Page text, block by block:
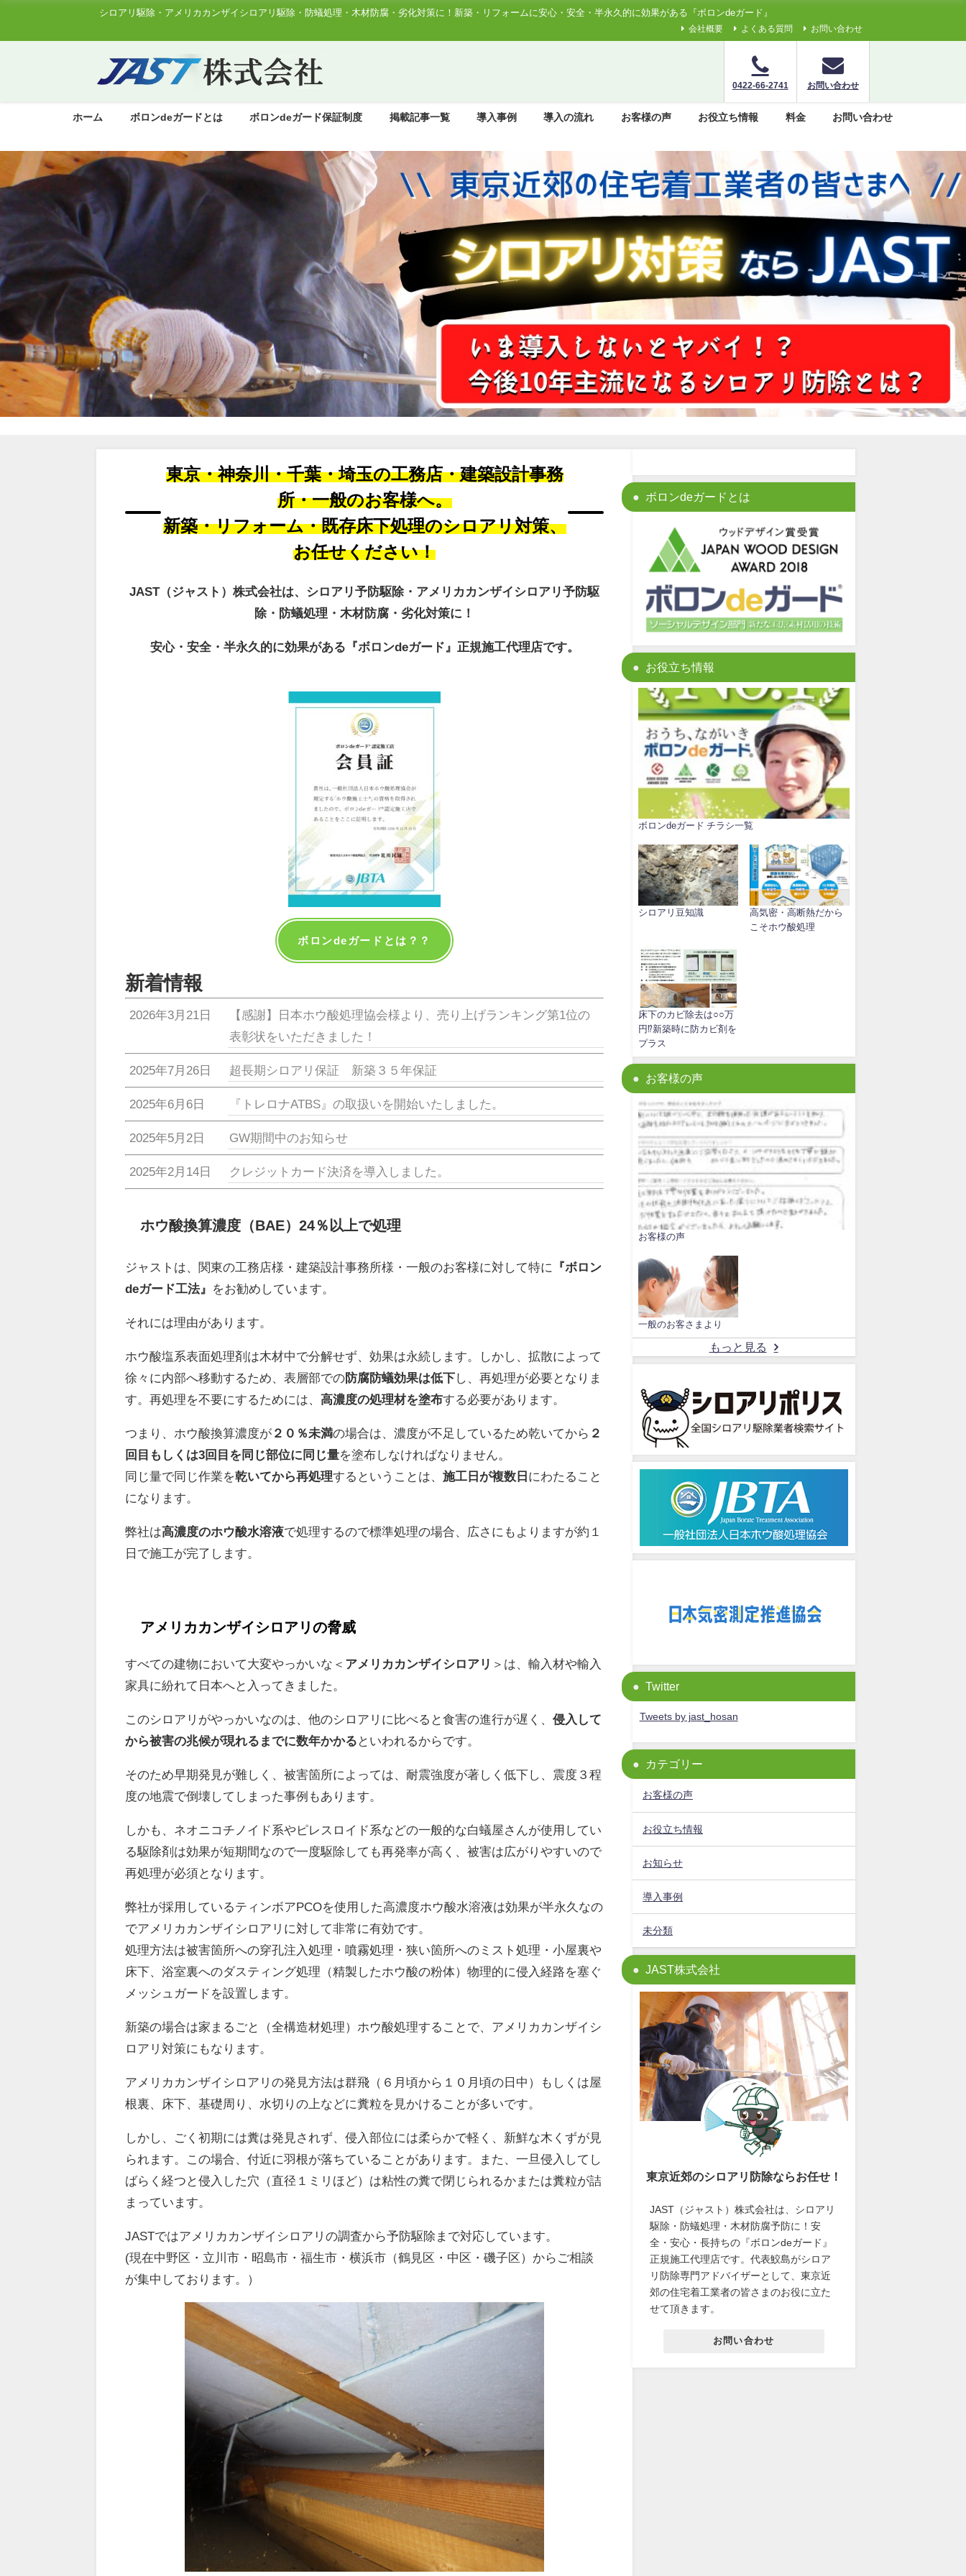
シロアリ駆除・アメリカカンザイシロアリ駆除・防蟻処理・木材防腐・劣化対策に！新築・リフォームに安心・安全・半永久的に効果がある『ボロンdeガード』
会社概要 よくある質問 お問い合わせ
0422-66-2741 お問い合わせ
ホーム ボロンdeガードとは ボロンdeガード保証制度 掲載記事一覧 導入事例 導入の流れ お客様の声 お役立ち情報 料金 お問い合わせ
東京・神奈川・千葉・埼玉の工務店・建築設計事務
所・一般のお客様へ。
新築・リフォーム・既存床下処理のシロアリ対策、
お任せください！
JAST（ジャスト）株式会社は、シロアリ予防駆除・アメリカカンザイシロアリ予防駆
除・防蟻処理・木材防腐・劣化対策に！
安心・安全・半永久的に効果がある『ボロンdeガード』正規施工代理店です。
ボロンdeガードとは？？
新着情報
2026年3月21日
【感謝】日本ホウ酸処理協会様より、売り上げランキング第1位の
表彰状をいただきました！
2025年7月26日 超長期シロアリ保証 新築３５年保証
2025年6月6日 『トレロナATBS』の取扱いを開始いたしました。
2025年5月2日 GW期間中のお知らせ
2025年2月14日 クレジットカード決済を導入しました。
ホウ酸換算濃度（BAE）24％以上で処理
ジャストは、関東の工務店様・建築設計事務所様・一般のお客様に対して特に
『ボロン
deガード工法』 をお勧めしています。
それには理由があります。
ホウ酸塩系表面処理剤は木材中で分解せず、効果は永続します。しかし、拡散によって
徐々に内部へ移動するため、 表層部での防腐防蟻効果は低下し、再処理が必要となりま
す。再処理を不要にするためには、高濃度の処理材を塗布する必要があります。
つまり、ホウ酸換算濃度が ２０％未満の場合は、濃度が不足しているため乾いてから ２
回目もしくは3回目を同じ部位に同じ量を塗布しなければなりません。
同じ量で同じ作業を乾いてから再処理するということは、施工日が複数日 にわたること
になります。
弊社は高濃度のホウ酸水溶液で処理するので標準処理の場合、広さにもよりますが約１
日で施工が完了します。
アメリカカンザイシロアリの脅威
すべての建物において大変やっかいな＜ アメリカカンザイシロアリ ＞は、輸入材や輸入
家具に紛れて日本へと入ってきました。
このシロアリがやっかいなのは、他のシロアリに比べると食害の進行が遅く、侵入して
から被害の兆候が現れるまでに数年かかる といわれるからです。
そのため早期発見が難しく、被害箇所によっては、耐震強度が著しく低下し、震度３程
度の地震で倒壊してしまった事例もあります。
しかも、 ネオニコチノイド系やピレスロイド系などの一般的な白蟻屋さんが使用してい
る駆除剤は効果が短期間なので一度駆除しても再発率が高く、被害は広がりやすいので
再処理が必須となります。
弊社が採用しているティンボアPCOを使用した高濃度ホウ酸水溶液は効果が半永久なの
でアメリカカンザイシロアリに対して非常に有効です。
処理方法は被害箇所への穿孔注入処理・噴霧処理・狭い箇所へのミスト処理・小屋裏や
床下、浴室裏へのダスティング処理（精製したホウ酸の粉体）物理的に侵入経路を塞ぐ
メッシュガードを設置します。
新築の場合は家まるごと（全構造材処理）ホウ酸処理することで、アメリカカンザイシ
ロアリ対策にもなります。
アメリカカンザイシロアリの発見方法は群飛（６月頃から１０月頃の日中）もしくは屋
根裏、床下、基礎周り、水切りの上などに糞粒を見かけることが多いです。
しかし、ごく初期には糞は発見されず、侵入部位には柔らかで軽く、新鮮な木くずが見
られます。
この場合、付近に羽根が落ちていることがあります。
また、一旦侵入してし
ばらく経つと侵入した穴（直径１ミリほど）は粘性の糞で閉じられるかまたは糞粒が詰
まっています。
JASTではアメリカカンザイシロアリの調査から予防駆除まで対応しています。
(現在中野区・立川市・昭島市・福生市・横浜市（鶴見区・中区・磯子区）からご相談
が集中しております。）
ボロンdeガードとは
お役立ち情報
ボロンdeガード チラシ一覧
シロアリ豆知識
高気密・高断熱だから
こそホウ酸処理
床下のカビ除去は○○万
円⁉新築時に防カビ剤を
プラス
お客様の声
お客様の声
一般のお客さまより
もっと見る
Twitter
Tweets by jast_hosan
カテゴリー
お客様の声
お役立ち情報
お知らせ
導入事例
未分類
JAST株式会社
東京近郊のシロアリ防除ならお任せ！
JAST（ジャスト）株式会社は、シロアリ
駆除・防蟻処理・木材防腐予防に！安
全・安心・長持ちの『ボロンdeガード』
正規施工代理店です。代表鮫島がシロア
リ防除専門アドバイザーとして、東京近
郊の住宅着工業者の皆さまのお役に立た
せて頂きます。
お問い合わせ